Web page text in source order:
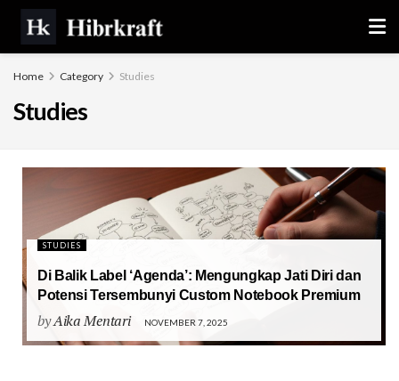
Home Category Studies
Studies
STUDIES
Di Balik Label ‘Agenda’: Mengungkap Jati Diri dan
Potensi Tersembunyi Custom Notebook Premium
byAika Mentari NOVEMBER 7, 2025